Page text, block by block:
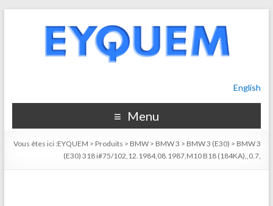
English
Menu
Vous êtes ici :EYQUEM > Produits > BMW > BMW 3 > BMW 3 (E30) > BMW 3
(E30) 318 i#75/102,12.1984,08.1987,M10 B18 (184KA),,0.7,